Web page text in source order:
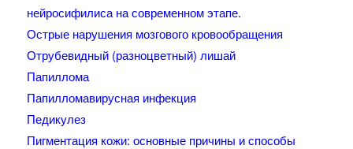
нейросифилиса на современном этапе.
Острые нарушения мозгового кровообращения
Отрубевидный (разноцветный) лишай
Папиллома
Папилломавирусная инфекция
Педикулез
Пигментация кожи: основные причины и способы